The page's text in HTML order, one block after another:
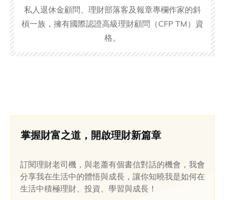
私人退休金顧問、理財部落客及報章專欄作家的斜
槓一族，擁有國際認證高級理財顧問（CFP TM）資
格。
掌握財富之道，開啟理財新篇章
訂閱理財老司機，與老蕭有個書信對話的機會，我會
分享我在生活中的體悟與成長，讓你知曉我是如何在
生活中積極理財、投資、學習與成長！